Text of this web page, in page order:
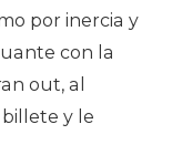
por inercia y
con la
out, al
y le